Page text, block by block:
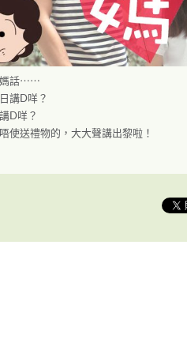
話⋯⋯
講D咩？
D咩？
使送禮物的，大大聲講出黎啦！